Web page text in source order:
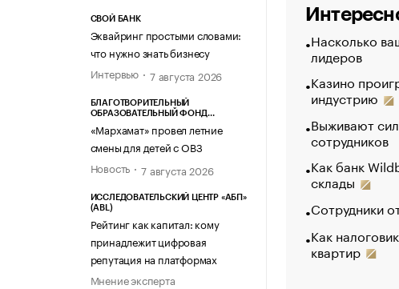
СВОЙ БАНК
Эквайринг простыми словами:
что нужно знать бизнесу
Интервью
7 августа 2026
БЛАГОТВОРИТЕЛЬНЫЙ
ОБРАЗОВАТЕЛЬНЫЙ ФОНД
«Мархамат» провел летние
смены для детей с ОВЗ
Новость
7 августа 2026
ИССЛЕДОВАТЕЛЬСКИЙ ЦЕНТР «АБП»
(ABL)
Рейтинг как капитал: кому
принадлежит цифровая
репутация на платформах
Мнение эксперта
Насколько
лидеров
Казино
индустрию
Выживают
сотрудников
Как банк
склады
Сотрудники
Как
квартир